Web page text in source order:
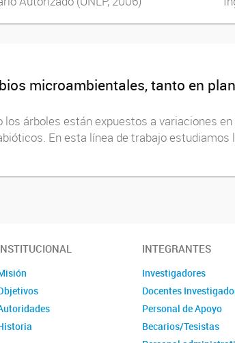
microambientales, tanto en
árboles están expuestos a variaciones en
En esta línea de trabajo estudiamos
INTEGRANTES
Investigadores
Docentes
Personal de Apoyo
Becarios/Tesistas